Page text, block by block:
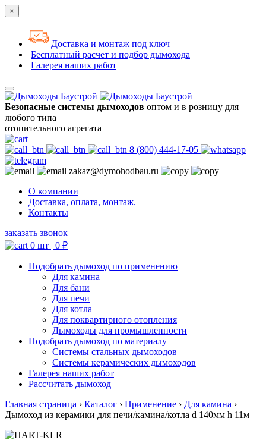
×
Доставка и монтаж под ключ
Бесплатный расчет и подбор дымохода
Галерея наших работ
Безопасные системы дымоходов оптом и в розницу для
любого типа
отопительного агрегата
8 (800) 444-17-05
zakaz@dymohodbau.ru
О компании
Доставка, оплата, монтаж.
Контакты
заказать звонок
0 шт | 0 ₽
Подобрать дымоход по применению
Для камина
Для бани
Для печи
Для котла
Для поквартирного отопления
Дымоходы для промышленности
Подобрать дымоход по материалу
Системы стальных дымоходов
Системы керамических дымоходов
Галерея наших работ
Рассчитать дымоход
Главная страница › Каталог › Применение › Для камина ›
Дымоход из керамики для печи/камина/котла d 140мм h 11м